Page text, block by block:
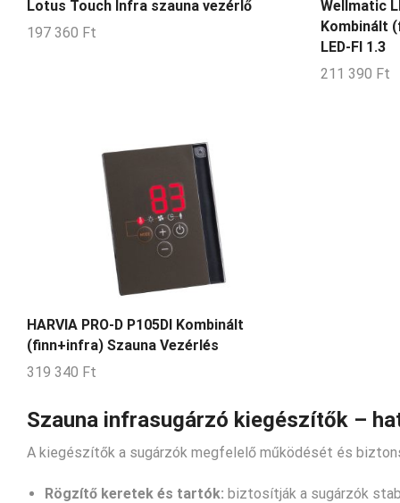
Lotus Touch Infra szauna vezérlő
197 360 Ft
Wellmatic
Kombinált
LED-FI 1.3
211 390 Ft
HARVIA PRO-D P105DI Kombinált
(finn+infra) Szauna Vezérlés
319 340 Ft
Szauna infrasugárzó kiegészítők –
A kiegészítők a sugárzók megfelelő működését és
Rögzítő keretek és tartók: biztosítják a sugárzók